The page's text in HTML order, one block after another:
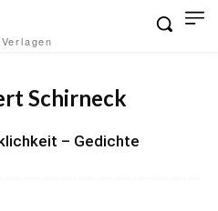
Schirneck
– Gedichte